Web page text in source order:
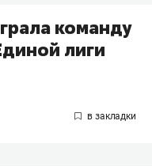
команду
лиги